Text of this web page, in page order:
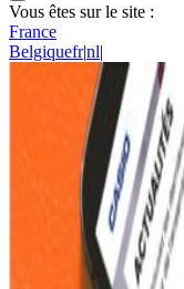
Vous êtes sur le site :
France
Belgiquefr|nl